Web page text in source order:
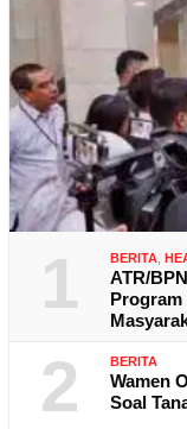
1 BERITA,
ATR/
2 BERITA
Wamen
Soal